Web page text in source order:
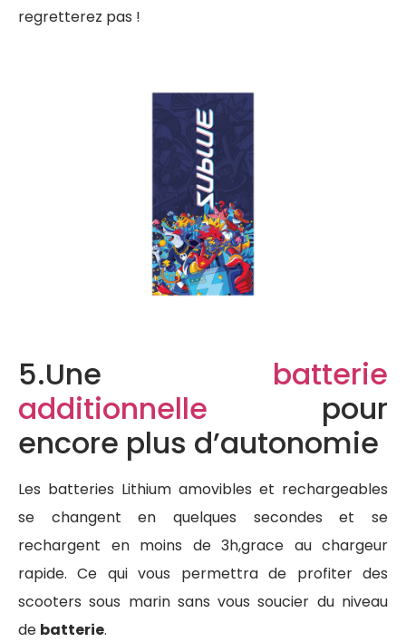
regretterez pas !
5.Une batterie
additionnelle pour
encore plus d’autonomie
Les batteries Lithium amovibles et rechargeables
se changent en quelques secondes et se
rechargent en moins de 3h,grace au chargeur
rapide. Ce qui vous permettra de profiter des
scooters sous marin sans vous soucier du niveau
de batterie.